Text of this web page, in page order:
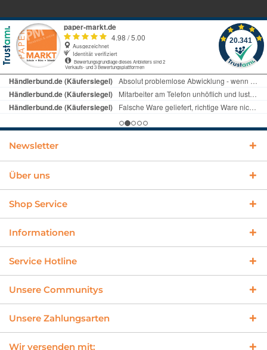
Newsletter
Über uns
Shop Service
Informationen
Service Hotline
Unsere Communitys
Unsere Zahlungsarten
Wir versenden mit: